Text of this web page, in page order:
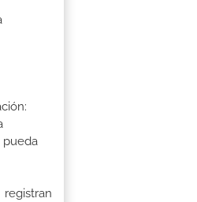
pueda
registran